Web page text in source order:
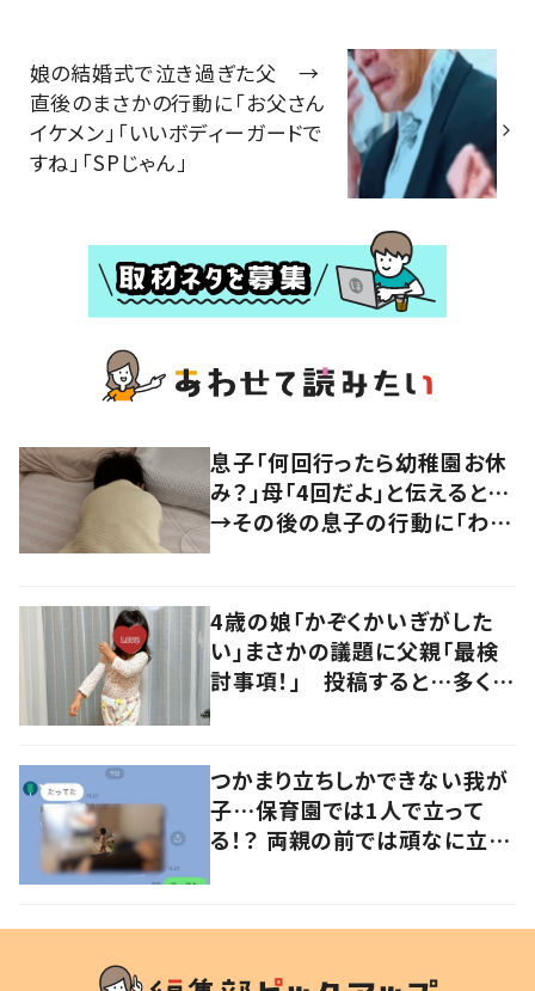
娘の結婚式で泣き過ぎた父 →
直後のまさかの行動に「お父さん
イケメン」「いいボディーガードで
すね」「SPじゃん」
息子「何回行ったら幼稚園お休
み？」母「4回だよ」と伝えると…
→その後の息子の行動に「わか
4歳の娘「かぞくかいぎがした
い」まさかの議題に父親「最検
討事項！」 投稿すると…多くの
つかまり立ちしかできない我が
子…保育園では1人で立って
る！？ 両親の前では頑なに立た